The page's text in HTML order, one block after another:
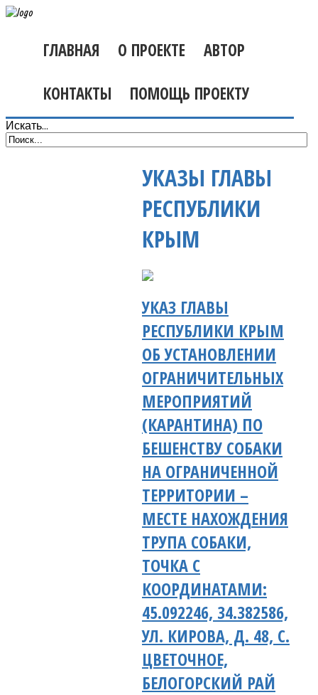
ГЛАВНАЯ О ПРОЕКТЕ
АВТОР
КОНТАКТЫ
ПОМОЩЬ ПРОЕКТУ
Искать...
УКАЗЫ ГЛАВЫ
РЕСПУБЛИКИ
КРЫМ
УКАЗ ГЛАВЫ
РЕСПУБЛИКИ КРЫМ
ОБ УСТАНОВЛЕНИИ
ОГРАНИЧИТЕЛЬНЫХ
МЕРОПРИЯТИЙ
(КАРАНТИНА) ПО
БЕШЕНСТВУ СОБАКИ
НА ОГРАНИЧЕННОЙ
ТЕРРИТОРИИ –
МЕСТЕ НАХОЖДЕНИЯ
ТРУПА СОБАКИ,
ТОЧКА С
КООРДИНАТАМИ:
45.092246, 34.382586,
УЛ. КИРОВА, Д. 48, С.
ЦВЕТОЧНОЕ,
БЕЛОГОРСКИЙ РАЙ